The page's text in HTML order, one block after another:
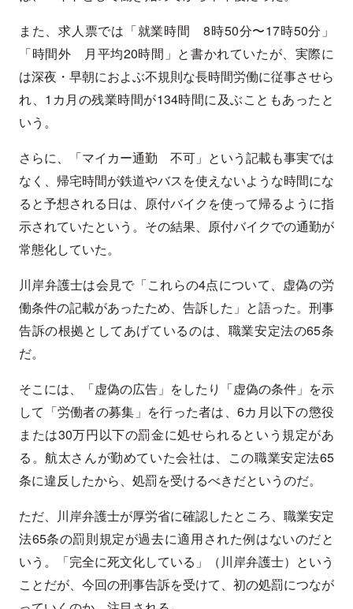
また、求人票では「就業時間 8時50分〜17時50分」
「時間外 月平均20時間」と書かれていたが、実際に
は深夜・早朝におよぶ不規則な長時間労働に従事させら
れ、1カ月の残業時間が134時間に及ぶこともあったと
いう。
さらに、「マイカー通勤 不可」という記載も事実では
なく、帰宅時間が鉄道やバスを使えないような時間にな
ると予想される日は、原付バイクを使って帰るように指
示されていたという。その結果、原付バイクでの通勤が
常態化していた。
川岸弁護士は会見で「これらの4点について、虚偽の労
働条件の記載があったため、告訴した」と語った。刑事
告訴の根拠としてあげているのは、職業安定法の65条
だ。
そこには、「虚偽の広告」をしたり「虚偽の条件」を示
して「労働者の募集」を行った者は、6カ月以下の懲役
または30万円以下の罰金に処せられるという規定があ
る。航太さんが勤めていた会社は、この職業安定法65
条に違反したから、処罰を受けるべきだというのだ。
ただ、川岸弁護士が厚労省に確認したところ、職業安定
法65条の罰則規定が過去に適用された例はないのだと
いう。「完全に死文化している」（川岸弁護士）という
ことだが、今回の刑事告訴を受けて、初の処罰につなが